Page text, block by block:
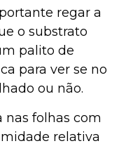
regar a
o substrato
palito de
para ver se no
ou não.
nas folhas com
relativa